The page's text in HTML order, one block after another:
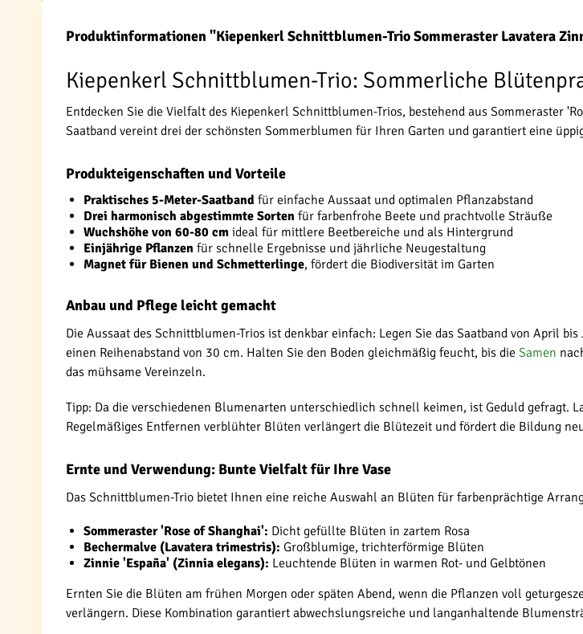
Produktinformationen "Kiepenkerl Schnittblumen-Trio Sommeraster Lavatera
Kiepenkerl Schnittblumen-Trio: Sommerliche
Entdecken Sie die Vielfalt des Kiepenkerl Schnittblumen-Trios, bestehend aus Sommeraster
Saatband vereint drei der schönsten Sommerblumen für Ihren Garten und garantiert eine
Produkteigenschaften und Vorteile
Praktisches 5-Meter-Saatband für einfache Aussaat und optimalen Pflanzabstand
Drei harmonisch abgestimmte Sorten für farbenfrohe Beete und prachtvolle Sträuße
Wuchshöhe von 60-80 cm ideal für mittlere Beetbereiche und als Hintergrund
Einjährige Pflanzen für schnelle Ergebnisse und jährliche Neugestaltung
Magnet für Bienen und Schmetterlinge, fördert die Biodiversität im Garten
Anbau und Pflege leicht gemacht
Die Aussaat des Schnittblumen-Trios ist denkbar einfach: Legen Sie das Saatband von April
einen Reihenabstand von 30 cm. Halten Sie den Boden gleichmäßig feucht, bis die Samen
das mühsame Vereinzeln.
Tipp: Da die verschiedenen Blumenarten unterschiedlich schnell keimen, ist Geduld gefragt.
Regelmäßiges Entfernen verblühter Blüten verlängert die Blütezeit und fördert die Bildung
Ernte und Verwendung: Bunte Vielfalt für Ihre Vase
Das Schnittblumen-Trio bietet Ihnen eine reiche Auswahl an Blüten für farbenprächtige
Sommeraster 'Rose of Shanghai': Dicht gefüllte Blüten in zartem Rosa
Bechermalve (Lavatera trimestris): Großblumige, trichterförmige Blüten
Zinnie 'España' (Zinnia elegans): Leuchtende Blüten in warmen Rot- und Gelbtönen
Ernten Sie die Blüten am frühen Morgen oder späten Abend, wenn die Pflanzen voll
verlängern. Diese Kombination garantiert abwechslungsreiche und langanhaltende